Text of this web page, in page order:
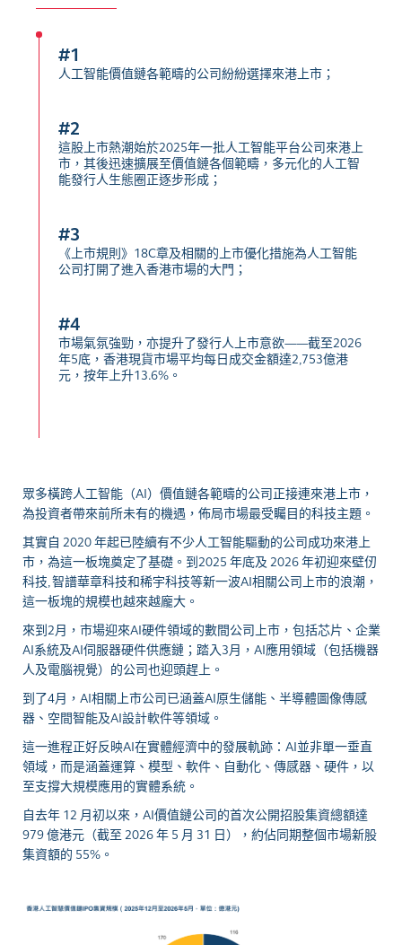
#1
人工智能價值鏈各範疇的公司紛紛選擇來港上市；
#2
這股上市熱潮始於2025年一批人工智能平台公司來港上
市，其後迅速擴展至價值鏈各個範疇，多元化的人工智
能發行人生態圈正逐步形成；
#3
《上市規則》18C章及相關的上市優化措施為人工智能
公司打開了進入香港市場的大門；
#4
市場氣氛強勁，亦提升了發行人上市意欲——截至2026
年5底，香港現貨市場平均每日成交金額達2,753億港
元，按年上升13.6%。
眾多橫跨人工智能（AI）價值鏈各範疇的公司正接連來港上市，
為投資者帶來前所未有的機遇，佈局市場最受矚目的科技主題。
其實自 2020 年起已陸續有不少人工智能驅動的公司成功來港上
市，為這一板塊奠定了基礎。到2025 年底及 2026 年初迎來壁仞
科技, 智譜華章科技和稀宇科技等新一波AI相關公司上市的浪潮，
這一板塊的規模也越來越龐大。
來到2月，市場迎來AI硬件領域的數間公司上市，包括芯片、企業
AI系統及AI伺服器硬件供應鏈；踏入3月，AI應用領域（包括機器
人及電腦視覺）的公司也迎頭趕上。
到了4月，AI相關上市公司已涵蓋AI原生儲能、半導體圖像傳感
器、空間智能及AI設計軟件等領域。
這一進程正好反映AI在實體經濟中的發展軌跡：AI並非單一垂直
領域，而是涵蓋運算、模型、軟件、自動化、傳感器、硬件，以
至支撐大規模應用的實體系統。
自去年 12 月初以來，AI價值鏈公司的首次公開招股集資總額達
979 億港元（截至 2026 年 5 月 31 日），約佔同期整個市場新股
集資額的 55%。